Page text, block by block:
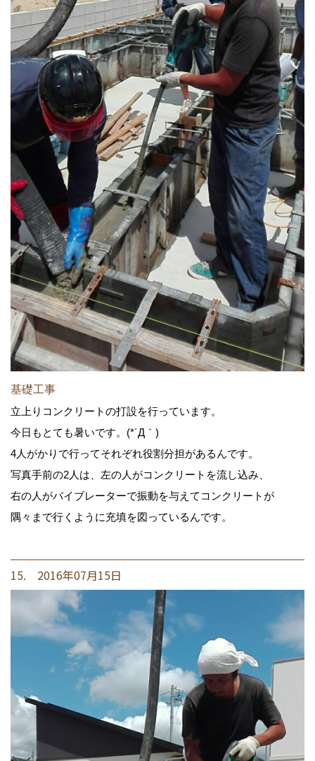
基礎工事
立上りコンクリートの打設を行っています。
今日もとても暑いです。(*´Д｀)
4人がかりで行ってそれぞれ役割分担があるんです。
写真手前の2人は、左の人がコンクリートを流し込み、
右の人がバイブレーターで振動を与えてコンクリートが
隅々まで行くように充填を図っているんです。
15. 2016年07月15日